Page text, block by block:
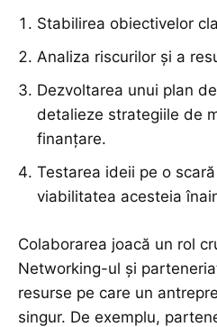
Stabilirea obiectivelor
Analiza riscurilor și a
Dezvoltarea unui plan
detalieze strategiile de
finanțare.
Testarea ideii pe o
viabilitatea acesteia
Colaborarea joacă un rol
Networking-ul și
resurse pe care un
singur. De exemplu,